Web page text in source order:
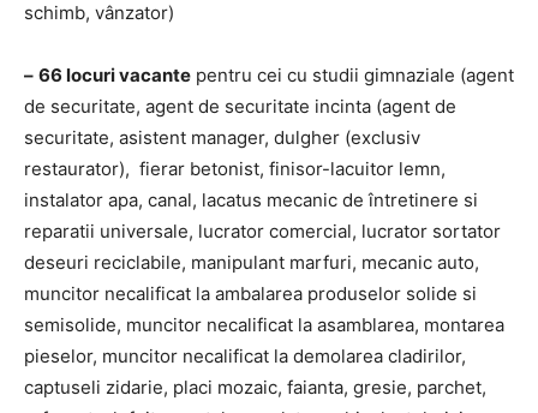
schimb, vânzator)
– 66 locuri vacante pentru cei cu studii gimnaziale (agent
de securitate, agent de securitate incinta (agent de
securitate, asistent manager, dulgher (exclusiv
restaurator), fierar betonist, finisor-lacuitor lemn,
instalator apa, canal, lacatus mecanic de întretinere si
reparatii universale, lucrator comercial, lucrator sortator
deseuri reciclabile, manipulant marfuri, mecanic auto,
muncitor necalificat la ambalarea produselor solide si
semisolide, muncitor necalificat la asamblarea, montarea
pieselor, muncitor necalificat la demolarea cladirilor,
captuseli zidarie, placi mozaic, faianta, gresie, parchet,